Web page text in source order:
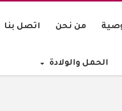
من نحن اتصل بنا
الحمل والولادة